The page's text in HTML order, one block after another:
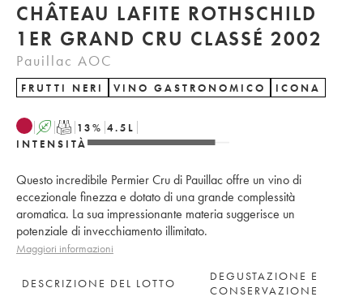
CHÂTEAU LAFITE ROTHSCHILD
1ER GRAND CRU CLASSÉ 2002
Pauillac AOC
FRUTTI NERI VINO GASTRONOMICO ICONA
A T 13% 4.5 L
INTENSITÀ
Questo incredibile Permier Cru di Pauillac offre un vino di
eccezionale finezza e dotato di una grande complessità
aromatica. La sua impressionante materia suggerisce un
potenziale di invecchiamento illimitato.
Maggiori informazioni
DESCRIZIONE DEL LOTTO
DEGUSTAZIONE E
CONSERVAZIONE